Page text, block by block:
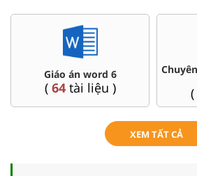
đề dạy thêm Toán,
Lí, Hóa ...6
tài liệu )
Đề thi
tài
XEM TẤT CẢ